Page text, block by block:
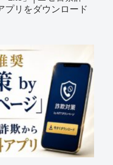
プリをダウンロード